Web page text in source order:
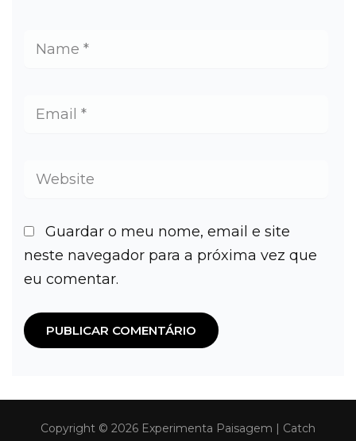
Guardar o meu nome, email e site
neste navegador para a próxima vez que
eu comentar.
Copyright © 2026 Experimenta Paisagem
Catch